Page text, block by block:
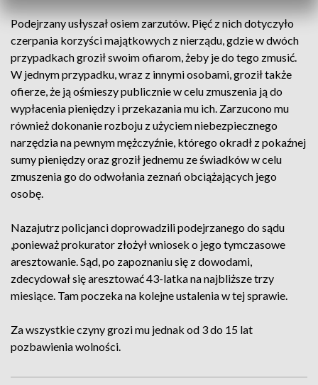
Podejrzany usłyszał osiem zarzutów. Pięć z nich dotyczyło
czerpania korzyści majątkowych z nierządu, gdzie w dwóch
przypadkach groził swoim ofiarom, żeby je do tego zmusić.
W jednym przypadku, wraz z innymi osobami, groził także
ofierze, że ją ośmieszy publicznie w celu zmuszenia ją do
wypłacenia pieniędzy i przekazania mu ich. Zarzucono mu
również dokonanie rozboju z użyciem niebezpiecznego
narzędzia na pewnym mężczyźnie, którego okradł z pokaźnej
sumy pieniędzy oraz groził jednemu ze świadków w celu
zmuszenia go do odwołania zeznań obciążających jego
osobę.
Nazajutrz policjanci doprowadzili podejrzanego do sądu
,ponieważ prokurator złożył wniosek o jego tymczasowe
aresztowanie. Sąd, po zapoznaniu się z dowodami,
zdecydował się aresztować 43-latka na najbliższe trzy
miesiące. Tam poczeka na kolejne ustalenia w tej sprawie.
Za wszystkie czyny grozi mu jednak od 3 do 15 lat
pozbawienia wolności.